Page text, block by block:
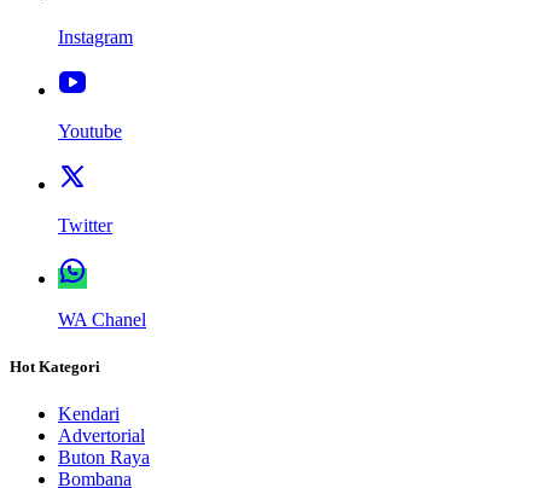
Instagram
Youtube
Twitter
WA Chanel
Hot Kategori
Kendari
Advertorial
Buton Raya
Bombana